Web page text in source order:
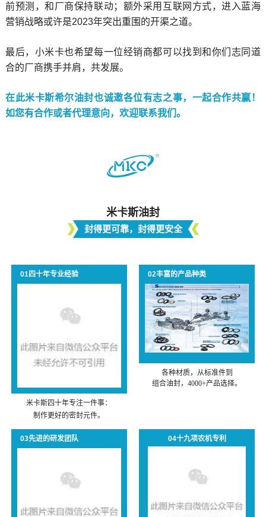
前预测，和厂商保持联动；额外采用互联网方式，进入蓝海
营销战略或许是2023年突出重围的开渠之道。
最后，小米卡也希望每一位经销商都可以找到和你们志同道
合的厂商携手并肩，共发展。
在此米卡斯希尔油封也诚邀各位有志之事，一起合作共赢！
如您有合作或者代理意向，欢迎联系我们。
米卡斯油封
封得更可靠，封得更安全
01四十年专业经验
米卡斯四十年专注一件事：
制作更好的密封元件。
02丰富的产品种类
各种材质，从标准件到
组合油封，4000+产品选择。
03先进的研发团队 04十九项农机专利